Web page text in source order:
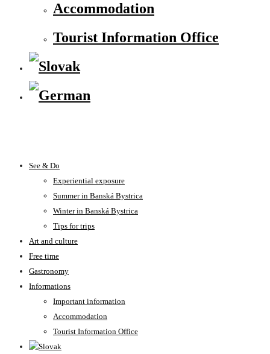
Accommodation
Tourist Information Office
See & Do
Experiential exposure
Summer in Banská Bystrica
Winter in Banská Bystrica
Tips for trips
Art and culture
Free time
Gastronomy
Informations
Important information
Accommodation
Tourist Information Office